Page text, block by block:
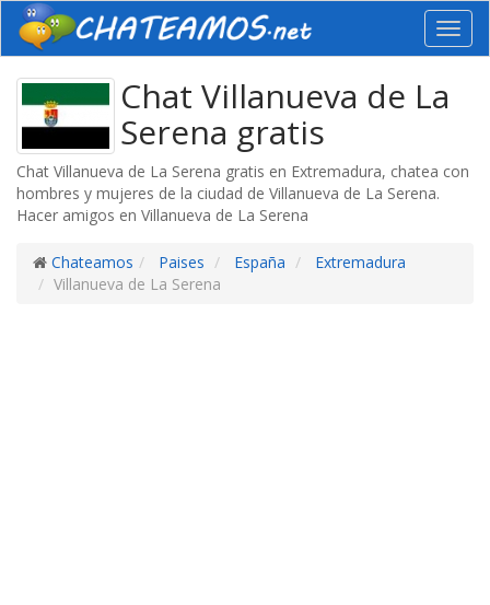
Chat Villanueva de La
Serena gratis
Chat Villanueva de La Serena gratis en Extremadura, chatea con
hombres y mujeres de la ciudad de Villanueva de La Serena.
Hacer amigos en Villanueva de La Serena
Chateamos Paises España
Extremadura
Villanueva de La Serena